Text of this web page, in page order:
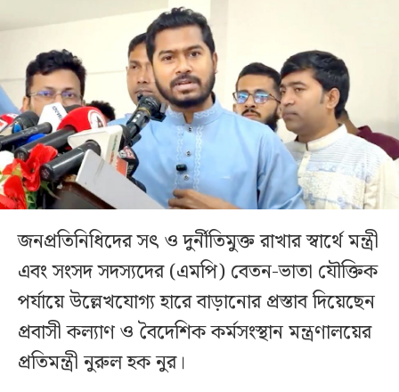
জনপ্রতিনিধিদের সৎ ও দুর্নীতিমুক্ত রাখার স্বার্থে মন্ত্রী
এবং সংসদ সদস্যদের (এমপি) বেতন-ভাতা যৌক্তিক
পর্যায়ে উল্লেখযোগ্য হারে বাড়ানোর প্রস্তাব দিয়েছেন
প্রবাসী কল্যাণ ও বৈদেশিক কর্মসংস্থান মন্ত্রণালয়ের
প্রতিমন্ত্রী নুরুল হক নুর।